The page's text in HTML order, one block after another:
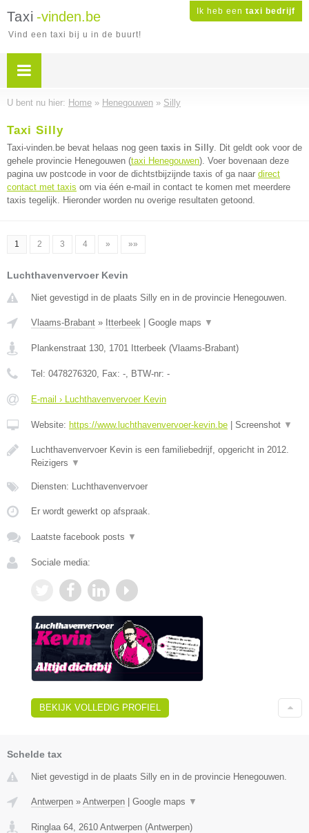
Ik heb een taxi bedrijf
Taxi -vinden.be
Vind een taxi bij u in de buurt!
U bent nu hier: Home » Henegouwen » Silly
Taxi Silly
Taxi-vinden.be bevat helaas nog geen taxis in Silly. Dit geldt ook voor de
gehele provincie Henegouwen (taxi Henegouwen). Voer bovenaan deze
pagina uw postcode in voor de dichtstbijzijnde taxis of ga naar direct
contact met taxis om via één e-mail in contact te komen met meerdere
taxis tegelijk. Hieronder worden nu overige resultaten getoond.
1 2 3 4 » »»
Luchthavenvervoer Kevin
Niet gevestigd in de plaats Silly en in de provincie Henegouwen.
Vlaams-Brabant » Itterbeek Google maps ▼
Plankenstraat 130, 1701 Itterbeek (Vlaams-Brabant)
Tel: 0478276320, Fax: -, BTW-nr: -
E-mail › Luchthavenvervoer Kevin
Website: https://www.luchthavenvervoer-kevin.be Screenshot ▼
Luchthavenvervoer Kevin is een familiebedrijf, opgericht in 2012.
Reizigers ▼
Diensten: Luchthavenvervoer
Er wordt gewerkt op afspraak.
Laatste facebook posts ▼
Sociale media:
BEKIJK VOLLEDIG PROFIEL
Schelde tax
Niet gevestigd in de plaats Silly en in de provincie Henegouwen.
Antwerpen » Antwerpen Google maps ▼
Ringlaa 64, 2610 Antwerpen (Antwerpen)